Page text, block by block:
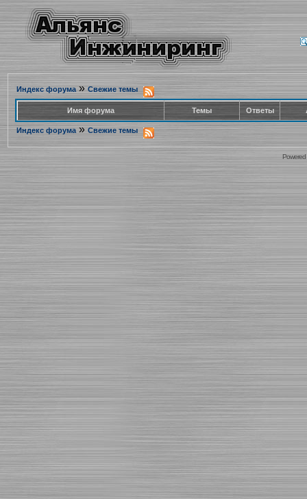
Индекс форума» Свежие темы
Имя форума Темы Ответы
Индекс форума » Свежие темы